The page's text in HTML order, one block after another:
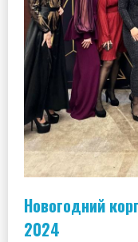
Новогодний
2024